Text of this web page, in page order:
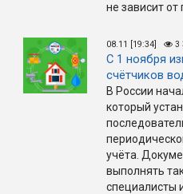
не зависит от
08.11 [19:34] 3
С 1 ноября
счётчиков
В России
который
учёта.
выполнять
специалисты